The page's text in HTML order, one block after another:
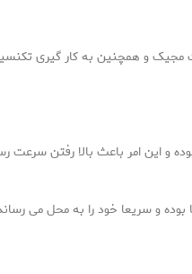
و همچنین به کار گیری
و این امر باعث بالا رفتن
و سریعا خود را به محل می